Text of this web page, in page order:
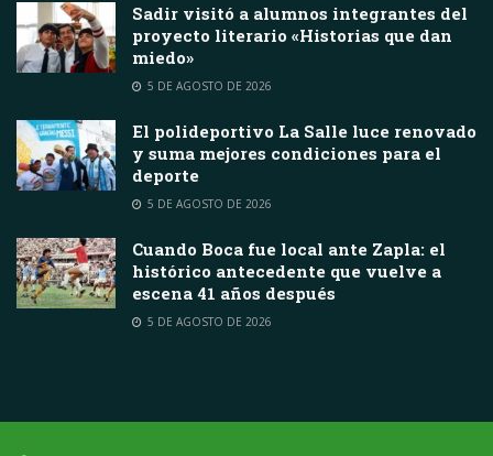
Sadir visitó a alumnos integrantes del
proyecto literario «Historias que dan
miedo»
5 DE AGOSTO DE 2026
El polideportivo La Salle luce renovado
y suma mejores condiciones para el
deporte
5 DE AGOSTO DE 2026
Cuando Boca fue local ante Zapla: el
histórico antecedente que vuelve a
escena 41 años después
5 DE AGOSTO DE 2026